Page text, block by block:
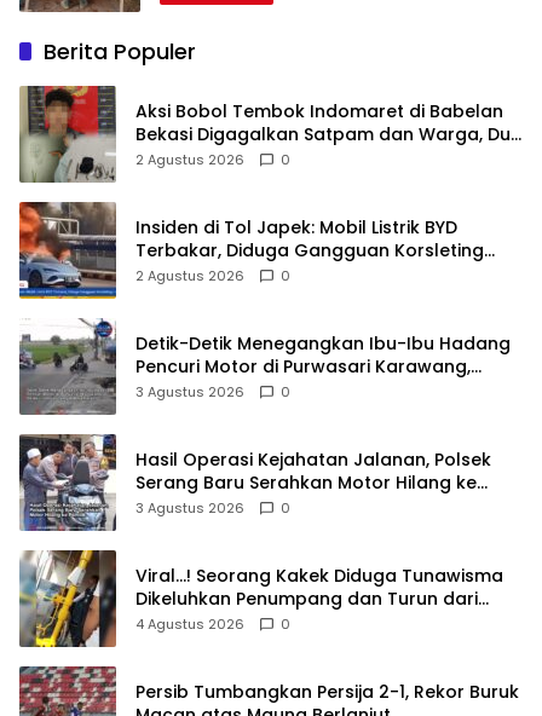
Berita Populer
Aksi Bobol Tembok Indomaret di Babelan
Bekasi Digagalkan Satpam dan Warga, Dua
Pelaku Diamankan
2 Agustus 2026 0
Insiden di Tol Japek: Mobil Listrik BYD
Terbakar, Diduga Gangguan Korsleting
Listrik
2 Agustus 2026 0
Detik-Detik Menegangkan Ibu-Ibu Hadang
Pencuri Motor di Purwasari Karawang,
Pelaku Lolos di Tengah Keramaian!
3 Agustus 2026 0
Hasil Operasi Kejahatan Jalanan, Polsek
Serang Baru Serahkan Motor Hilang ke
Pemilik
3 Agustus 2026 0
Viral…! Seorang Kakek Diduga Tunawisma
Dikeluhkan Penumpang dan Turun dari
TransJakarta Karena Bau Badan
4 Agustus 2026 0
Persib Tumbangkan Persija 2-1, Rekor Buruk